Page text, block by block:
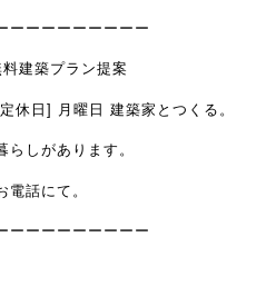
ーーーーーーーーー
料建築プラン提案
休日] 月曜日 建築家とつくる。
らしがあります。
電話にて。
ーーーーーーーーー